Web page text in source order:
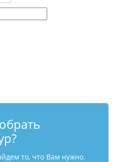
то, что Вам нужно.